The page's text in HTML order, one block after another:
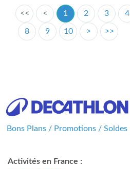
<< < 1 2 3 4
8 9 10 > >>
Bons Plans / Promotions / Soldes
Activités en France :